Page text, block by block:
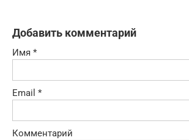
Добавить комментарий
Имя *
Email *
Комментарий